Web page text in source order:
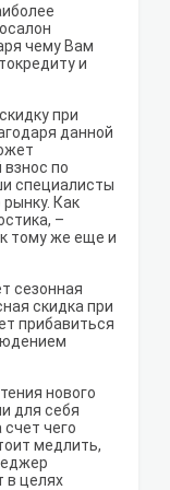
чему Вам
и
при
данной
по
специалисты
Как
–
тому же еще и
сезонная
скидка при
прибавиться
нового
для себя
чего
медлить,
в целях